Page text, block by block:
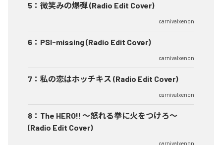
5 ： 微笑みの爆弾 (Radio Edit Cover)
carnivalxenon
6 ： PSI-missing (Radio Edit Cover)
carnivalxenon
7 ： 私の恋はホッチキス (Radio Edit Cover)
carnivalxenon
8 ： The HERO!! 〜怒れる拳に火をつけろ〜
(Radio Edit Cover)
carnivalxenon